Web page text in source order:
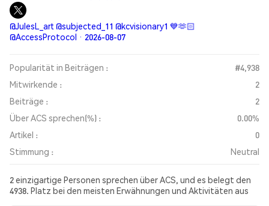
@JulesL_art @subjected_11 @kcvisionary1 💙🫶🏻
@AccessProtocol · 2026-08-07
Popularität in Beiträgen :
#4,938
Mitwirkende :
2
Beiträge :
2
Über ACS sprechen(%) :
0.00%
Artikel :
0
Stimmung :
Neutral
2 einzigartige Personen sprechen über ACS, und es belegt den
4938. Platz bei den meisten Erwähnungen und Aktivitäten aus